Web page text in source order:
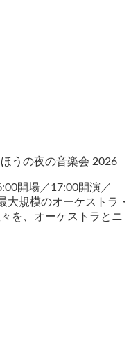
うの夜の音楽会 2026
開場／17:00開演／
大規模のオーケストラ・
を、オーケストラとニ